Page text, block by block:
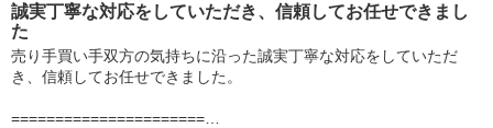
誠実丁寧な対応をしていただき、信頼してお任せできまし
た
売り手買い手双方の気持ちに沿った誠実丁寧な対応をしていただ
き、信頼してお任せできました。
======================…